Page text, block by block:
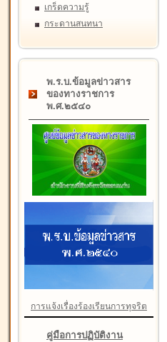
เกร็ดความรู้
กระดานสนทนา
พ.ร.บ.ข้อมูลข่าวสาร
ของทางราชการ
พ.ศ.๒๕๔๐
การแจ้งเรื่องร้องเรียนการทุจริต
คู่มือการปฏิบัติงาน